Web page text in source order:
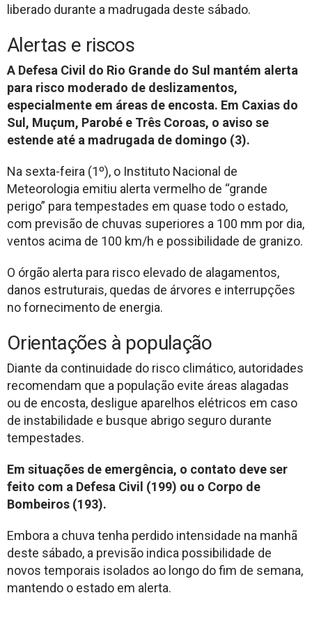
liberado durante a madrugada deste sábado.
Alertas e riscos
A Defesa Civil do Rio Grande do Sul mantém alerta
para risco moderado de deslizamentos,
especialmente em áreas de encosta. Em Caxias do
Sul, Muçum, Parobé e Três Coroas, o aviso se
estende até a madrugada de domingo (3).
Na sexta-feira (1º), o Instituto Nacional de
Meteorologia emitiu alerta vermelho de “grande
perigo” para tempestades em quase todo o estado,
com previsão de chuvas superiores a 100 mm por dia,
ventos acima de 100 km/h e possibilidade de granizo.
O órgão alerta para risco elevado de alagamentos,
danos estruturais, quedas de árvores e interrupções
no fornecimento de energia.
Orientações à população
Diante da continuidade do risco climático, autoridades
recomendam que a população evite áreas alagadas
ou de encosta, desligue aparelhos elétricos em caso
de instabilidade e busque abrigo seguro durante
tempestades.
Em situações de emergência, o contato deve ser
feito com a Defesa Civil (199) ou o Corpo de
Bombeiros (193).
Embora a chuva tenha perdido intensidade na manhã
deste sábado, a previsão indica possibilidade de
novos temporais isolados ao longo do fim de semana,
mantendo o estado em alerta.